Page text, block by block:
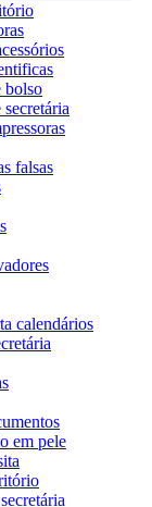
bolso
falsas
calendários
em pele